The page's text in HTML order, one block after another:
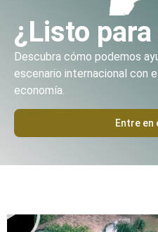
¿Listo
Descubra cómo podemos
escenario internacional con
economía.
Entre